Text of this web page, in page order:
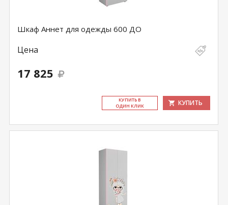
Шкаф Аннет для одежды 600 ДО
Цена
17 825
КУ­ПИТЬ В
ОДИН КЛИК
КУПИТЬ